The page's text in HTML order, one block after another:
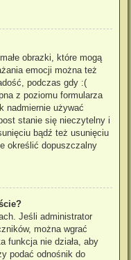
obrazki, które mogą
emocji można też
podczas gdy :(
z poziomu formularza
nadmiernie używać
stanie się nieczytelny i
bądź też usunięciu
określić dopuszczalny
Jeśli administrator
można wgrać
funkcja nie działa, aby
podać odnośnik do